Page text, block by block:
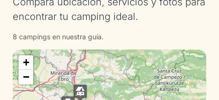
encontrar tu camping ideal.
8 campings en nuestra guía.
+
−